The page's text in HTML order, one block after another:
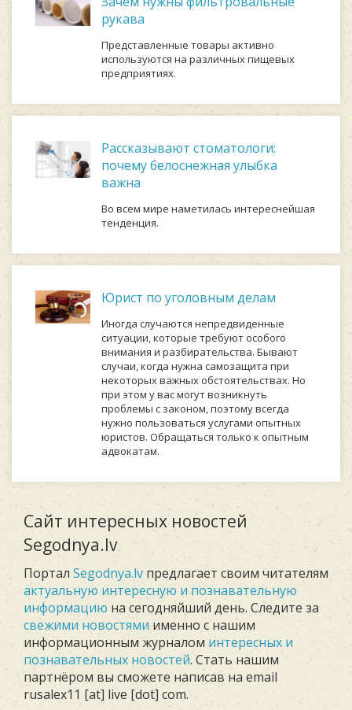
рукава
Представленные товары активно
используются на различных пищевых
предприятиях.
Рассказывают стоматологи:
почему белоснежная улыбка
важна
Во всем мире наметилась интереснейшая
тенденция.
Юрист по уголовным делам
Иногда случаются непредвиденные
ситуации, которые требуют особого
внимания и разбирательства. Бывают
случаи, когда нужна самозащита при
некоторых важных обстоятельствах. Но
при этом у вас могут возникнуть
проблемы с законом, поэтому всегда
нужно пользоваться услугами опытных
юристов. Обращаться только к опытным
адвокатам.
Сайт интересных новостей
Segodnya.lv
Портал Segodnya.lv предлагает своим читателям
актуальную интересную и познавательную
информацию на сегодняйший день. Следите за
свежими новостями именно с нашим
информационным журналом интересных и
познавательных новостей. Стать нашим
партнёром вы сможете написав на email
rusalex11 [at] live [dot] com.